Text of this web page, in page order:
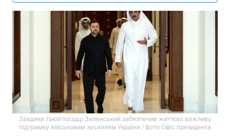
Завдяки такій поїздці Зеленський забезпечив життєво важливу
підтримку військовим зусиллям України / фото Офіс президента